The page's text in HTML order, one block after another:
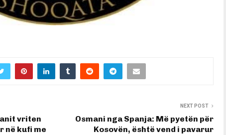
vriten
në kufi me
NEXT POST
Osmani nga Spanja: Më pyetën për
Kosovën, është vend i pavarur